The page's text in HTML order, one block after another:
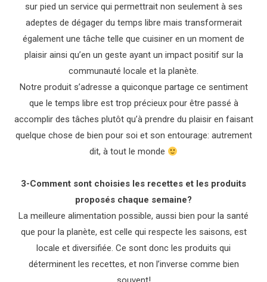
sur pied un service qui permettrait non seulement à ses
adeptes de dégager du temps libre mais transformerait
également une tâche telle que cuisiner en un moment de
plaisir ainsi qu’en un geste ayant un impact positif sur la
communauté locale et la planète.
Notre produit s’adresse a quiconque partage ce sentiment
que le temps libre est trop précieux pour être passé à
accomplir des tâches plutôt qu’à prendre du plaisir en faisant
quelque chose de bien pour soi et son entourage: autrement
dit, à tout le monde
3-Comment sont choisies les recettes et les produits
proposés chaque semaine?
La meilleure alimentation possible, aussi bien pour la santé
que pour la planète, est celle qui respecte les saisons, est
locale et diversifiée. Ce sont donc les produits qui
déterminent les recettes, et non l’inverse comme bien